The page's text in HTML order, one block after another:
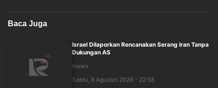
Baca Juga
Israel Dilaporkan Rencanakan Serang Iran Tanpa
Dukungan AS
inews
Sabtu, 8 Agustus 2026 - 22:58